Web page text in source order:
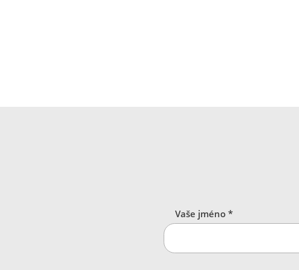
Vaše jméno *